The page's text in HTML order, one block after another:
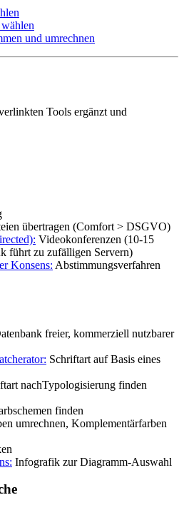
Tools ergänzt und
übertragen (Comfort > DSGVO)
Videokonferenzen (10-15
führt zu zufälligen Servern)
Konsens: Abstimmungsverfahren
freier, kommerziell nutzbarer
Schriftart auf Basis eines
nachTypologisierung finden
finden
umrechnen, Komplementärfarben
Infografik zur Diagramm-Auswahl